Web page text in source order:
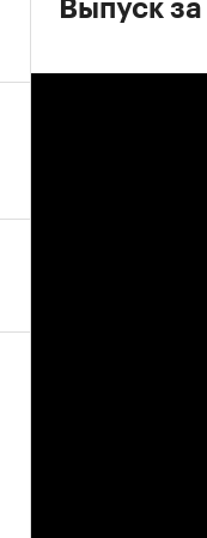
Выпуск